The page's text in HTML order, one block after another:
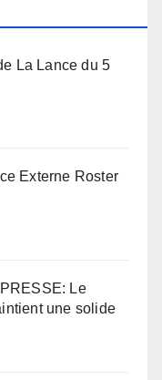
La Lance du 5
Externe Roster
Le
une solide